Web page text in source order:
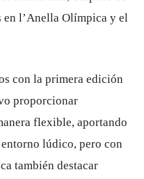
en l’Anella Olímpica y el
con la primera edición
proporcionar
flexible, aportando
lúdico, pero con
también destacar